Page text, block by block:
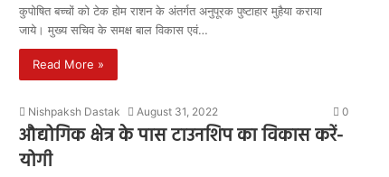
कुपोषित बच्चों को टेक होम राशन के अंतर्गत अनुपूरक पुष्टाहार मुहैया कराया
जाये। मुख्य सचिव के समक्ष बाल विकास एवं…
Read More »
Nishpaksh Dastak August 31, 2022 0
औद्योगिक क्षेत्र के पास टाउनशिप का विकास करें-
योगी